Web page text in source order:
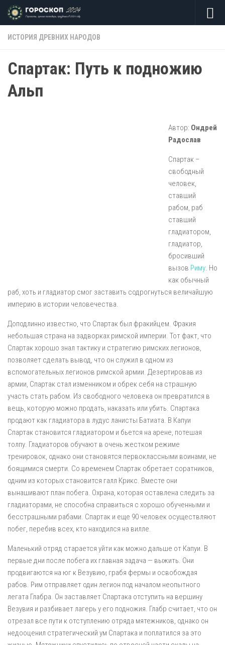
Skip to content
ИСТОРИЯ ДРЕВНИХ НАРОДОВ
Спартак: Путь к подножию
Альп
Автор: Ондрей
Радослав
Спартак –
свободный
человек,
ставший
рабом, раб
ставший
гладиатором,
гладиатор,
бросивший
вызов Риму. Но
как обычный
раб, хоть и гладиатор смог заставить содрогнуться величайшую
империю в истории человечества.
Доподлинно известно, что Спартак был фракийцем. Фракия
небольшая страна на задворках римской империи. Тот факт, что
Спартак хорошо знал тактику и стратегию римских легионов,
позволяет сделать вывод, что он служил в одном из
вспомогательных легионов римской армии. Дезертировав из
армии, Спартак стал изменником и обрек себя на страшную
участь стать рабом. Из свободного человека он превратился в
вещь, которую можно продать, наказать или убить. Спартака
продают как гладиатора в лудус ланисты Батиата. В Капуи
Спартак становится гладиатором и бьется на арене, потешая
толпу. Гладиаторов обучают в очень жестком режиме
тренировок, однако они становятся первоклассными воинами, не
боящимися смерти. Со временем Спартак обретает соратников,
одним из которых становится галл Крикс. Вместе они
вынашивают план побега. Охрана, которая оставлена следить за
гладиаторами, не способна справиться с хорошо обученными и
бесстрашными рабами. Спартак и еще 90 человек осуществляют
побег, перебив всех, кто находился на вилле.
Маленький отряд старается уйти как можно дальше от Капуи. В
первые дни после побега их главная задача — выжить. Они
продвигаются на юг к Везувию, грабя фермы и освобождая
рабов. Рим отправляет один легион под началом неопытного
легата Глабра. Он заставляет Спартака отступить на вершину
Везувия и разбивает лагерь у его подножия. Глабр считает, что он
отрезал все пути к отступлению отряда мятежников, однако он
недооценил стратегический ум Спартака и поплатился за это